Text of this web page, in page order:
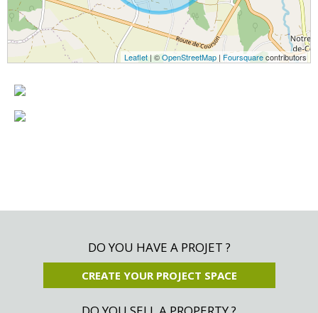
Leaflet | ©OpenStreetMap | Foursquarecontributors
DO YOU HAVE A PROJET ?
CREATE YOUR PROJECT SPACE